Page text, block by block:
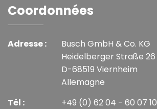
Coordonnées
Adresse :
Busch GmbH & Co. KG
Heidelberger Straße 26
D-68519 Viernheim
Allemagne
Tél :
+49 (0) 62 04 - 60 07 10